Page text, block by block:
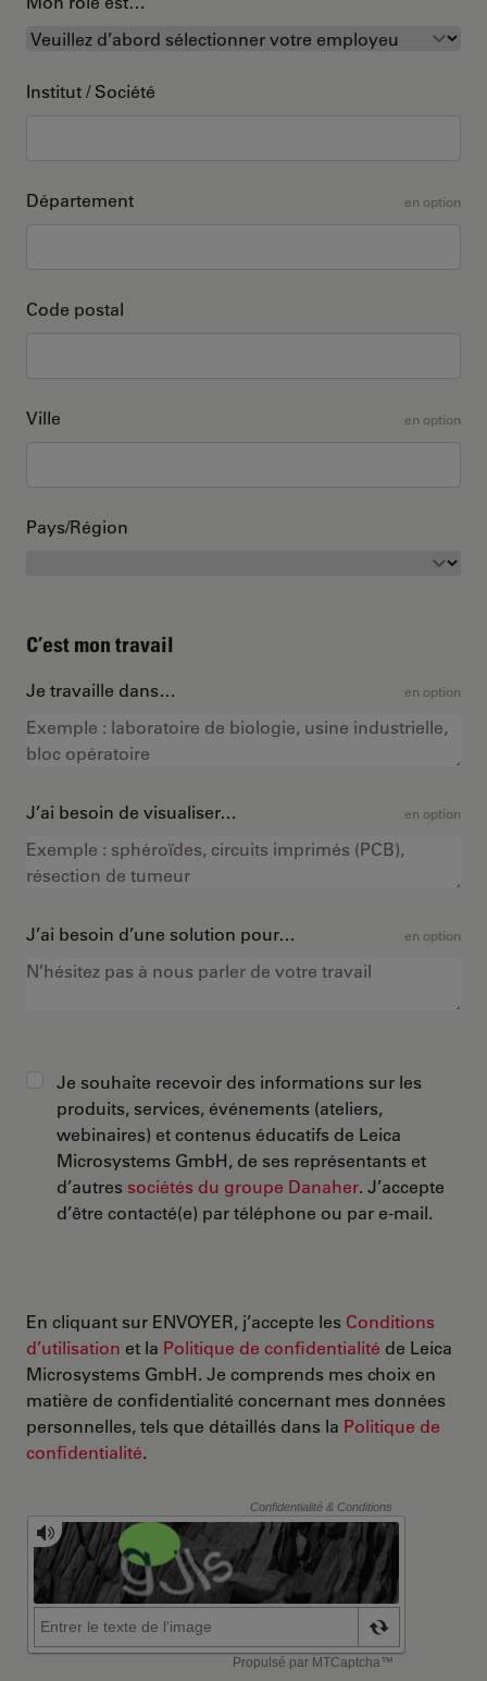
Institut / Société
Département en option
Code postal
Ville en option
Pays/Région
C’est mon travail
Je travaille dans… en option
J’ai besoin de visualiser… en option
J’ai besoin d’une solution pour… en option
Je souhaite recevoir des informations sur les
produits, services, événements (ateliers,
webinaires) et contenus éducatifs de Leica
Microsystems GmbH, de ses représentants et
d’autres sociétés du groupe Danaher. J’accepte
d’être contacté(e) par téléphone ou par e-mail.
En cliquant sur ENVOYER, j’accepte les Conditions
d’utilisation et la Politique de confidentialité de Leica
Microsystems GmbH. Je comprends mes choix en
matière de confidentialité concernant mes données
personnelles, tels que détaillés dans la Politique de
confidentialité.